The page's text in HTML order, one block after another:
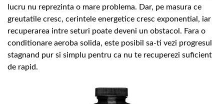
lucru nu reprezinta o mare problema. Dar, pe masura ce
greutatile cresc, cerintele energetice cresc exponential, iar
recuperarea intre seturi poate deveni un obstacol. Fara o
conditionare aeroba solida, este posibil sa-ti vezi progresul
stagnand pur si simplu pentru ca nu te recuperezi suficient
de rapid.